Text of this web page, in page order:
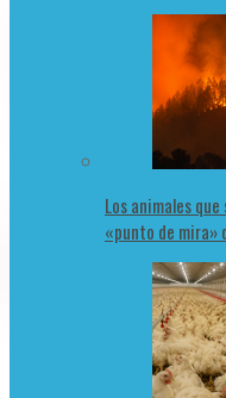
Los animales
«punto de mira»